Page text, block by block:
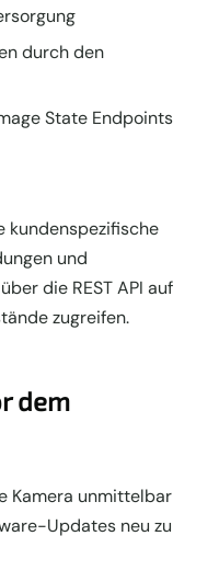
durch den
State Endpoints
kundenspezifische
und
die REST API auf
zugreifen.
dem
Kamera unmittelbar
Updates neu zu